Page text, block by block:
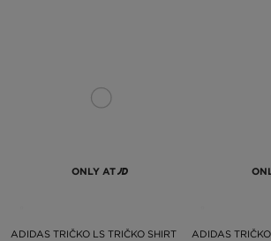
ONLY AT
ADIDAS TRIČKO LS TRIČKO SHIRT ADIDAS